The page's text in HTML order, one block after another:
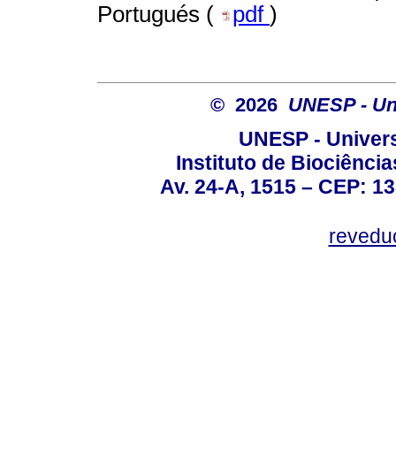
Portugués (
pdf )
© 2026 UNESP -
UNESP -
Instituto de
Av. 24-A, 1515 – CEP: